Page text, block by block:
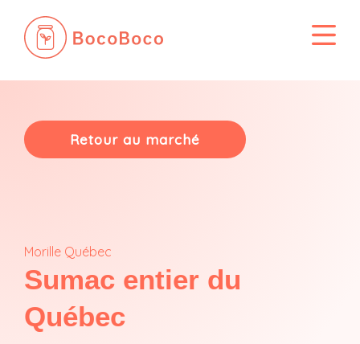
contenu
Retour au marché
Morille Québec
Sumac entier du
Québec